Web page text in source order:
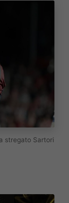
stregato Sartori